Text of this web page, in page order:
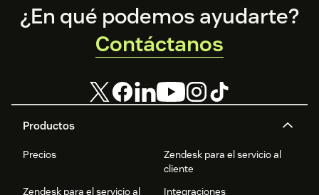
Footer
Productos
Precios
Zendesk para el servicio al
cliente
Zendesk para el servicio al
Integraciones
¿En qué podemos ayudarte?
Contáctanos